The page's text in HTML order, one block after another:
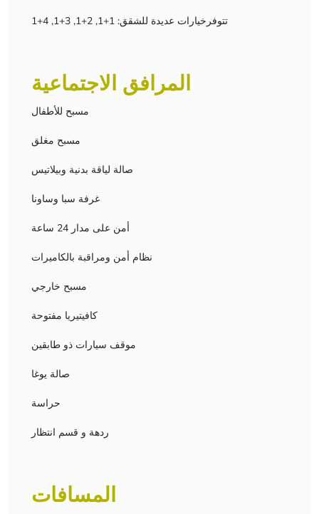
تتوفرخيارات عديدة للشقق: 1+1, 2+1, 3+1, 4+1
المرافق الاجتماعية
مسبح للأطفال
مسبح مغلق
صالة لياقة بدنية وبيلاتيس
غرفة سبا وساونا
أمن على مدار 24 ساعة
نظام أمن ومراقبة بالكاميرات
مسبح خارجي
كافيتيريا مفتوحة
موقف سيارات ذو طابقين
صالة يوغا
حراسة
ردهة و قسم انتظار
المسافات